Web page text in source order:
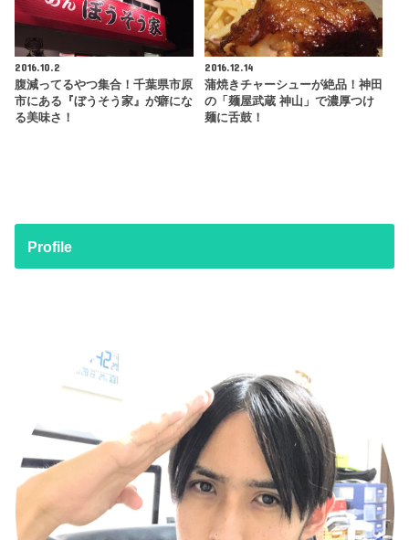
2016.10.2
腹減ってるやつ集合！千葉県市原
市にある『ぼうそう家』が癖にな
る美味さ！
2016.12.14
蒲焼きチャーシューが絶品！神田
の「麺屋武蔵 神山」で濃厚つけ
麺に舌鼓！
Profile